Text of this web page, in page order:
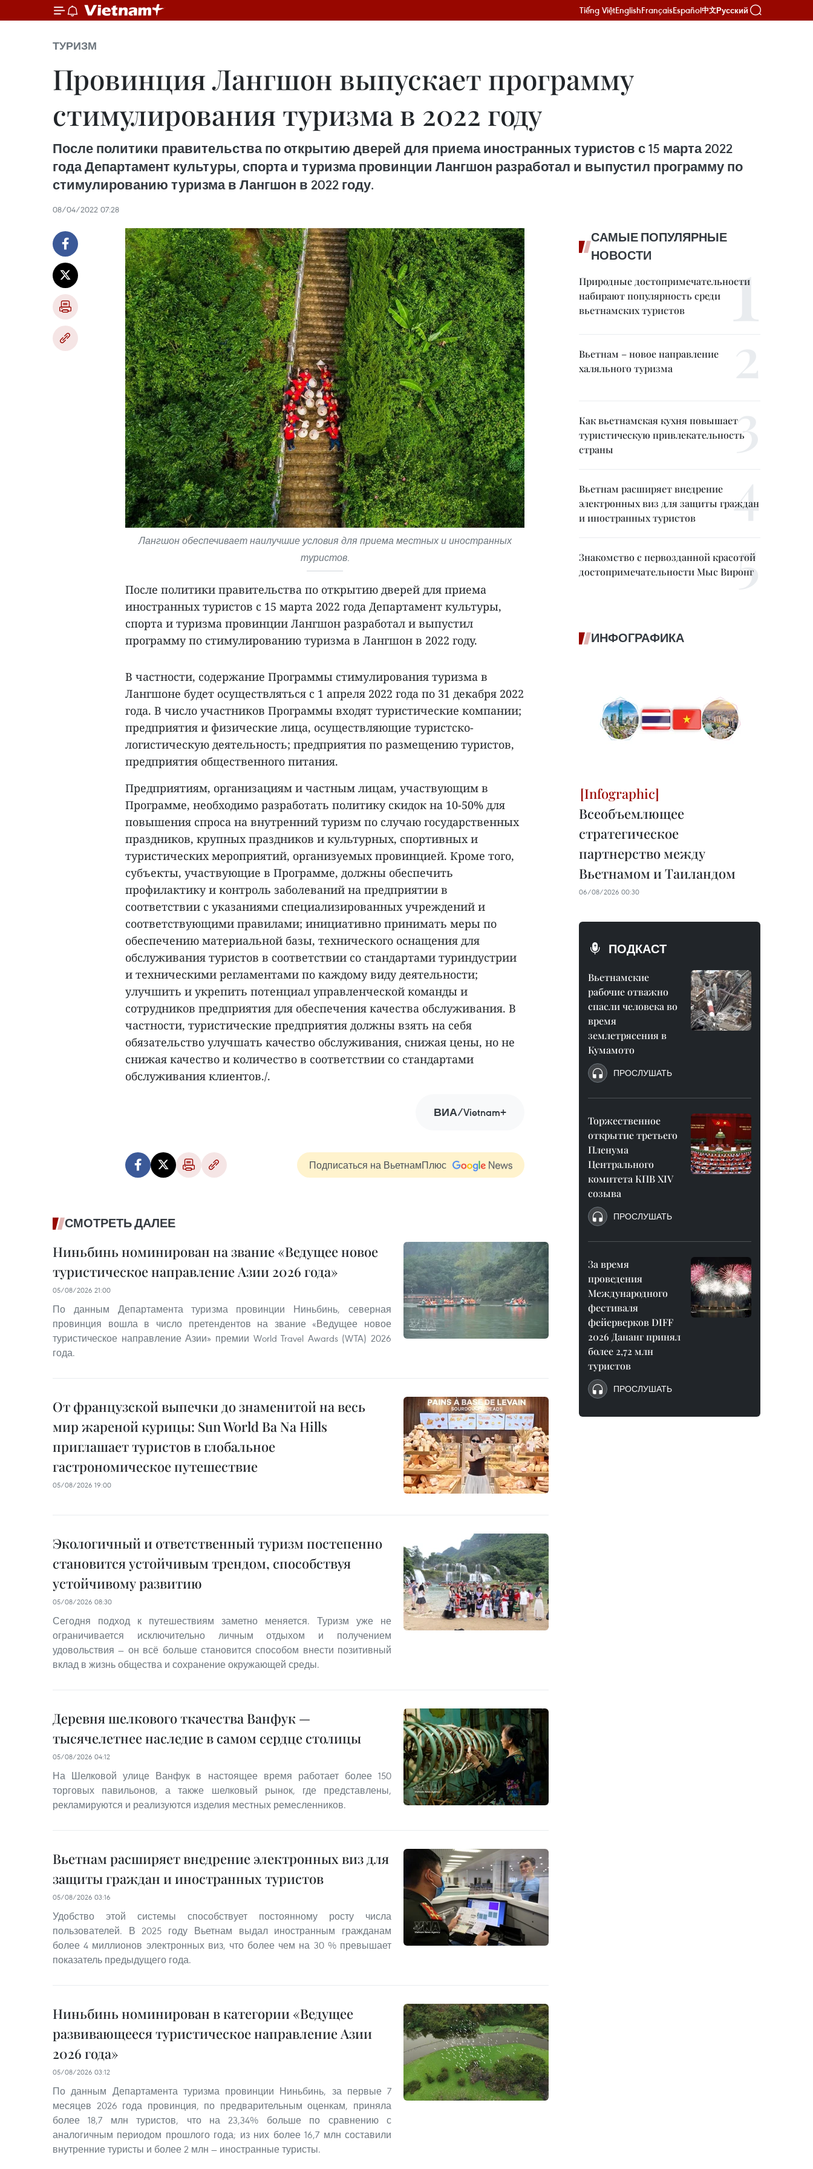
Tiếng ViệtEnglishFrançaisEspañol中文Русский
ТУРИЗМ
Провинция Лангшон выпускает программу
стимулирования туризма в 2022 году
После политики правительства по открытию дверей для приема иностранных туристов с 15 марта 2022
года Департамент культуры, спорта и туризма провинции Лангшон разработал и выпустил программу по
стимулированию туризма в Лангшон в 2022 году.
08/04/2022 07:28
Лангшон обеспечивает наилучшие условия для приема местных и иностранных
туристов.
После политики правительства по открытию дверей для приема
иностранных туристов с 15 марта 2022 года Департамент культуры,
спорта и туризма провинции Лангшон разработал и выпустил
программу по стимулированию туризма в Лангшон в 2022 году.
В частности, содержание Программы стимулирования туризма в
Лангшоне будет осуществляться с 1 апреля 2022 года по 31 декабря 2022
года. В число участников Программы входят туристические компании;
предприятия и физические лица, осуществляющие туристско-
логистическую деятельность; предприятия по размещению туристов,
предприятия общественного питания.
Предприятиям, организациям и частным лицам, участвующим в
Программе, необходимо разработать политику скидок на 10-50% для
повышения спроса на внутренний туризм по случаю государственных
праздников, крупных праздников и культурных, спортивных и
туристических мероприятий, организуемых провинцией. Кроме того,
субъекты, участвующие в Программе, должны обеспечить
профилактику и контроль заболеваний на предприятии в
соответствии с указаниями специализированных учреждений и
соответствующими правилами; инициативно принимать меры по
обеспечению материальной базы, технического оснащения для
обслуживания туристов в соответствии со стандартами туриндустрии
и техническими регламентами по каждому виду деятельности;
улучшить и укрепить потенциал управленческой команды и
сотрудников предприятия для обеспечения качества обслуживания. В
частности, туристические предприятия должны взять на себя
обязательство улучшать качество обслуживания, снижая цены, но не
снижая качество и количество в соответствии со стандартами
обслуживания клиентов./.
ВИА/Vietnam+
Подписаться на ВьетнамПлюс
СМОТРЕТЬ ДАЛЕЕ
Ниньбинь номинирован на звание «Ведущее новое
туристическое направление Азии 2026 года»
05/08/2026 21:00
По данным Департамента туризма провинции Ниньбинь, северная
провинция вошла в число претендентов на звание «Ведущее новое
туристическое направление Азии» премии World Travel Awards (WTA) 2026
года.
От французской выпечки до знаменитой на весь
мир жареной курицы: Sun World Ba Na Hills
приглашает туристов в глобальное
гастрономическое путешествие
05/08/2026 19:00
Экологичный и ответственный туризм постепенно
становится устойчивым трендом, способствуя
устойчивому развитию
05/08/2026 08:30
Сегодня подход к путешествиям заметно меняется. Туризм уже не
ограничивается исключительно личным отдыхом и получением
удовольствия — он всё больше становится способом внести позитивный
вклад в жизнь общества и сохранение окружающей среды.
Деревня шелкового ткачества Ванфук —
тысячелетнее наследие в самом сердце столицы
05/08/2026 04:12
На Шелковой улице Ванфук в настоящее время работает более 150
торговых павильонов, а также шелковый рынок, где представлены,
рекламируются и реализуются изделия местных ремесленников.
Вьетнам расширяет внедрение электронных виз для
защиты граждан и иностранных туристов
05/08/2026 03:16
Удобство этой системы способствует постоянному росту числа
пользователей. В 2025 году Вьетнам выдал иностранным гражданам
более 4 миллионов электронных виз, что более чем на 30 % превышает
показатель предыдущего года.
Ниньбинь номинирован в категории «Ведущее
развивающееся туристическое направление Азии
2026 года»
05/08/2026 03:12
По данным Департамента туризма провинции Ниньбинь, за первые 7
месяцев 2026 года провинция, по предварительным оценкам, приняла
более 18,7 млн туристов, что на 23,34% больше по сравнению с
аналогичным периодом прошлого года; из них более 16,7 млн составили
внутренние туристы и более 2 млн — иностранные туристы.
САМЫЕ ПОПУЛЯРНЫЕ
НОВОСТИ
Природные достопримечательности
набирают популярность среди
вьетнамских туристов
Вьетнам – новое направление
халяльного туризма
Как вьетнамская кухня повышает
туристическую привлекательность
страны
Вьетнам расширяет внедрение
электронных виз для защиты граждан
и иностранных туристов
Знакомство с первозданной красотой
достопримечательности Мыс Виронг
ИНФОГРАФИКА
Всеобъемлющее
стратегическое
партнерство между
Вьетнамом и Таиландом
06/08/2026 00:30
ПОДКАСТ
Вьетнамские
рабочие отважно
спасли человека во
время
землетрясения в
Кумамото
ПРОСЛУШАТЬ
Торжественное
открытие третьего
Пленума
Центрального
комитета КПВ XIV
созыва
ПРОСЛУШАТЬ
За время
проведения
Международного
фестиваля
фейерверков DIFF
2026 Дананг принял
более 2,72 млн
туристов
ПРОСЛУШАТЬ